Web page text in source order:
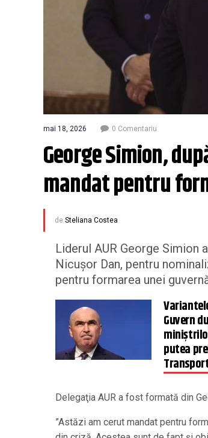
mai 18, 2026 0 Comentariu
George Simion,
mandat pentru
de Steliana Costea
Liderul AUR George Simion
Nicuşor Dan, pentru
pentru formarea unei
Guvern
putea
Delegaţia AUR a fost formată din
”Astăzi am cerut mandat pentru